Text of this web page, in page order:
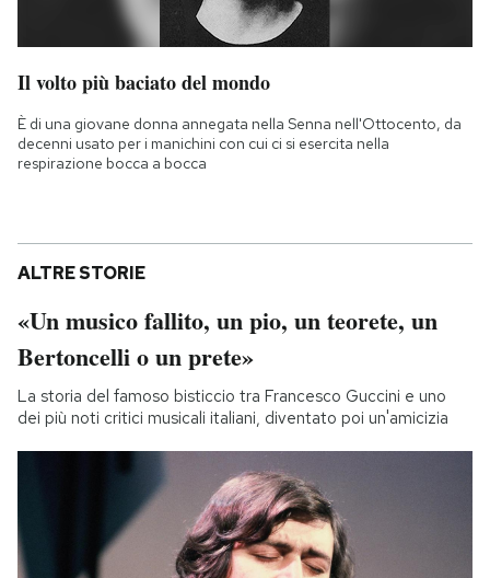
Il volto più baciato del mondo
È di una giovane donna annegata nella Senna nell'Ottocento, da
decenni usato per i manichini con cui ci si esercita nella
respirazione bocca a bocca
ALTRE STORIE
«Un musico fallito, un pio, un teorete, un
Bertoncelli o un prete»
La storia del famoso bisticcio tra Francesco Guccini e uno
dei più noti critici musicali italiani, diventato poi un'amicizia